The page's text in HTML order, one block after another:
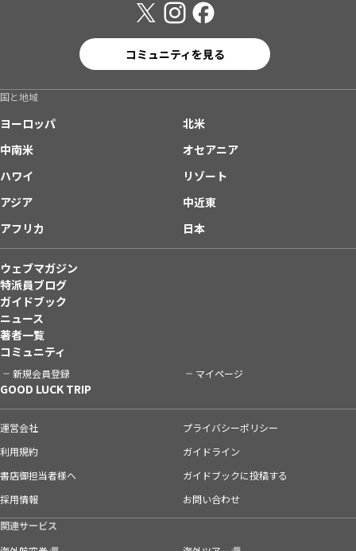
コミュニティを見る
国と地域
ヨーロッパ
北米
中南米
オセアニア
ハワイ
リゾート
アジア
中近東
アフリカ
日本
ウェブマガジン
特派員ブログ
ガイドブック
ニュース
著者一覧
コミュニティ
新規会員登録 マイページ
GOOD LUCK TRIP
運営会社
プライバシーポリシー
利用規約
ガイドライン
書店御担当者様へ
ガイドブックに投稿する
採用情報
お問い合わせ
関連サービス